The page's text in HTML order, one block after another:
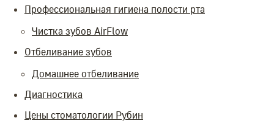
Профессиональная гигиена полости рта
Чистка зубов AirFlow
Отбеливание зубов
Домашнее отбеливание
Диагностика
Цены стоматологии Рубин